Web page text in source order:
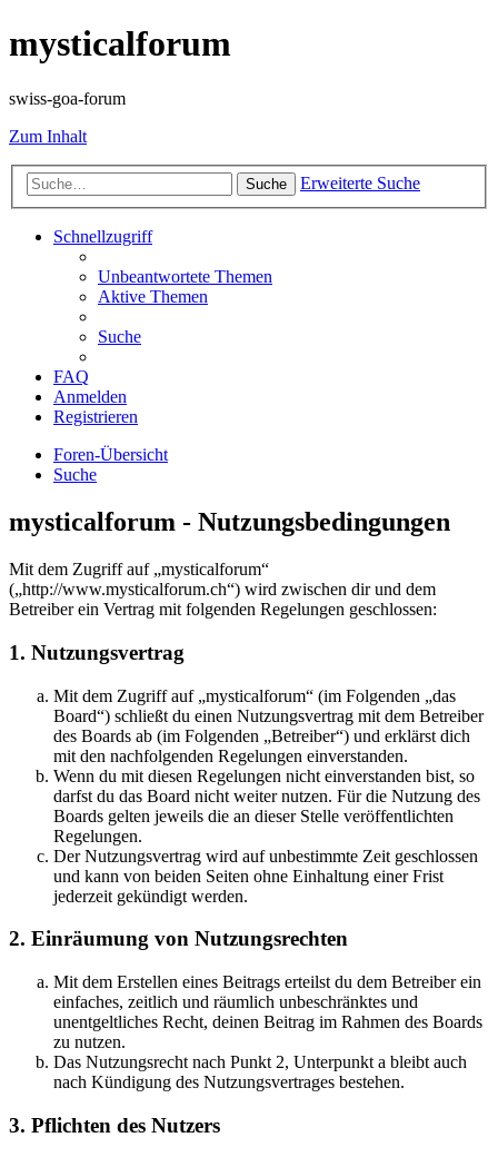
mysticalforum
swiss-goa-forum
Zum Inhalt
Suche Erweiterte Suche
Schnellzugriff
Unbeantwortete Themen
Aktive Themen
Suche
FAQ
Anmelden
Registrieren
Foren-Übersicht
Suche
mysticalforum - Nutzungsbedingungen
Mit dem Zugriff auf „mysticalforum“
(„http://www.mysticalforum.ch“) wird zwischen dir und dem
Betreiber ein Vertrag mit folgenden Regelungen geschlossen:
1. Nutzungsvertrag
Mit dem Zugriff auf „mysticalforum“ (im Folgenden „das
Board“) schließt du einen Nutzungsvertrag mit dem Betreiber
des Boards ab (im Folgenden „Betreiber“) und erklärst dich
mit den nachfolgenden Regelungen einverstanden.
Wenn du mit diesen Regelungen nicht einverstanden bist, so
darfst du das Board nicht weiter nutzen. Für die Nutzung des
Boards gelten jeweils die an dieser Stelle veröffentlichten
Regelungen.
Der Nutzungsvertrag wird auf unbestimmte Zeit geschlossen
und kann von beiden Seiten ohne Einhaltung einer Frist
jederzeit gekündigt werden.
2. Einräumung von Nutzungsrechten
Mit dem Erstellen eines Beitrags erteilst du dem Betreiber ein
einfaches, zeitlich und räumlich unbeschränktes und
unentgeltliches Recht, deinen Beitrag im Rahmen des Boards
zu nutzen.
Das Nutzungsrecht nach Punkt 2, Unterpunkt a bleibt auch
nach Kündigung des Nutzungsvertrages bestehen.
3. Pflichten des Nutzers